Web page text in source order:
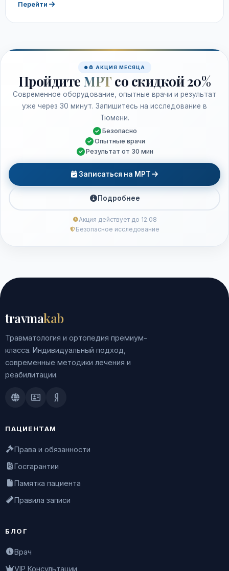
Перейти
🧲 АКЦИЯ МЕСЯЦА
Пройдите МРТ со скидкой 20%
Современное оборудование, опытные врачи и результат
уже через 30 минут. Запишитесь на исследование в
Тюмени.
Безопасно
Опытные врачи
Результат от 30 мин
Записаться на МРТ
Подробнее
Акция действует до 12.08
Безопасное исследование
travmakab
Травматология и ортопедия премиум-
класса. Индивидуальный подход,
современные методики лечения и
реабилитации.
Doctu.ruПроДокторов
Яндекс.Здоровье
ПАЦИЕНТАМ
Права и обязанности
Госгарантии
Памятка пациента
Правила записи
БЛОГ
Врач
VIP Консультации